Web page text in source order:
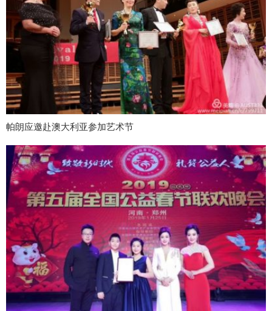
帕朗应邀赴澳大利亚参加艺术节